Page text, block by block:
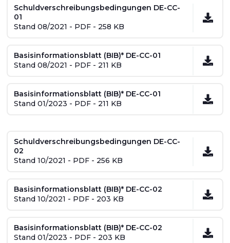
Schuldverschreibungsbedingungen DE-CC-
01
Stand 08/2021 - PDF - 258 KB
Basisinformationsblatt (BIB)* DE-CC-01
Stand 08/2021 - PDF - 211 KB
Basisinformationsblatt (BIB)* DE-CC-01
Stand 01/2023 - PDF - 211 KB
Schuldverschreibungsbedingungen DE-CC-
02
Stand 10/2021 - PDF - 256 KB
Basisinformationsblatt (BIB)* DE-CC-02
Stand 10/2021 - PDF - 203 KB
Basisinformationsblatt (BIB)* DE-CC-02
Stand 01/2023 - PDF - 203 KB